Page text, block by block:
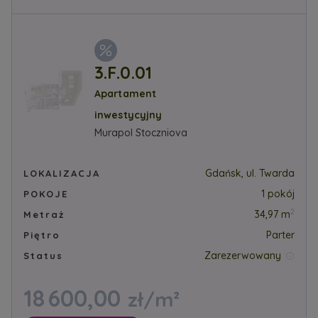
3.F.0.01
Apartament
inwestycyjny
Murapol Stoczniova
LOKALIZACJA Gdańsk, ul. Twarda
POKOJE 1 pokój
Metraż 34,97 m2
Piętro Parter
Status Zarezerwowany
18 600,00 zł/m²